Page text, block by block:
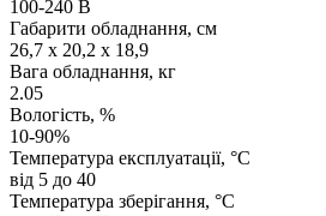
100-240 В
Габарити обладнання, см
26,7 x 20,2 x 18,9
Вага обладнання, кг
2.05
Вологість, %
10-90%
Температура експлуатації, °C
від 5 до 40
Температура зберігання, °C